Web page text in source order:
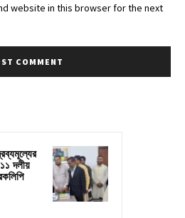
website in this browser for the next
১১ দলীয়